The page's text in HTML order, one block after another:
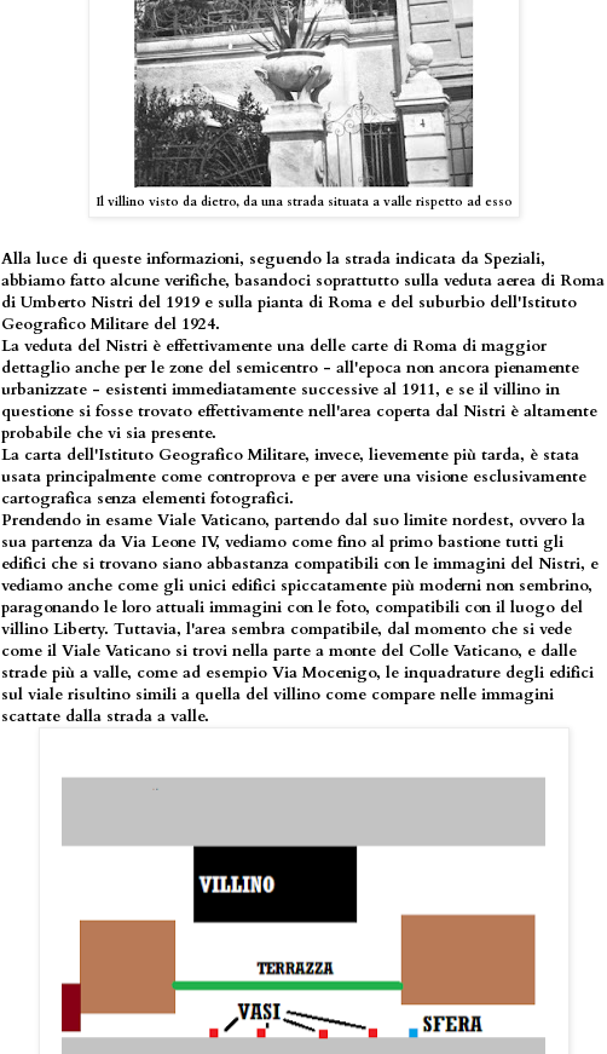
Il villino visto da dietro, da una strada situata a valle rispetto ad esso
Alla luce di queste informazioni, seguendo la strada indicata da Speziali,
abbiamo fatto alcune verifiche, basandoci soprattutto sulla veduta aerea di Roma
di Umberto Nistri del 1919 e sulla pianta di Roma e del suburbio dell'Istituto
Geografico Militare del 1924.
La veduta del Nistri è effettivamente una delle carte di Roma di maggior
dettaglio anche per le zone del semicentro - all'epoca non ancora pienamente
urbanizzate - esistenti immediatamente successive al 1911, e se il villino in
questione si fosse trovato effettivamente nell'area coperta dal Nistri è altamente
probabile che vi sia presente.
La carta dell'Istituto Geografico Militare, invece, lievemente più tarda, è stata
usata principalmente come controprova e per avere una visione esclusivamente
cartografica senza elementi fotografici.
Prendendo in esame Viale Vaticano, partendo dal suo limite nordest, ovvero la
sua partenza da Via Leone IV, vediamo come fino al primo bastione tutti gli
edifici che si trovano siano abbastanza compatibili con le immagini del Nistri, e
vediamo anche come gli unici edifici spiccatamente più moderni non sembrino,
paragonando le loro attuali immagini con le foto, compatibili con il luogo del
villino Liberty. Tuttavia, l'area sembra compatibile, dal momento che si vede
come il Viale Vaticano si trovi nella parte a monte del Colle Vaticano, e dalle
strade più a valle, come ad esempio Via Mocenigo, le inquadrature degli edifici
sul viale risultino simili a quella del villino come compare nelle immagini
scattate dalla strada a valle.